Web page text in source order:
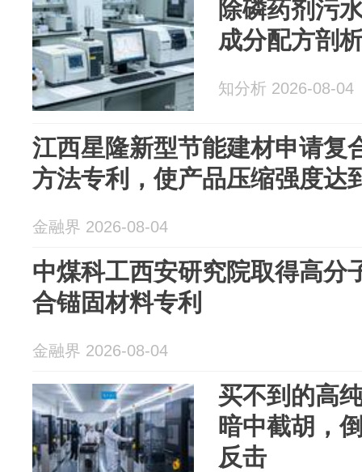
除磷药剂污
成分配方剖
知分析 2026-08-04
江西星隆新型节能建材申请复
方法专利，使产品压缩强度达
金融界 2026-08-04
中煤科工西安研究院取得高分
合锚固材料专利
金融界 2026-08-04
买不到的高
暗中截胡，
反击